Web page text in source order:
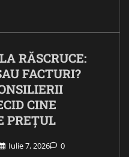
RĂSCRUCE:
FACTURI?
CINE
PREȚUL
Iulie 7, 2026 0